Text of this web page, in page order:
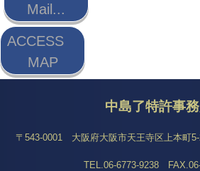
Mail...
ACCESS
MAP
中島了特許事
〒543-0001 大阪府大阪市天王寺区上本町
TEL.06-6773-9238